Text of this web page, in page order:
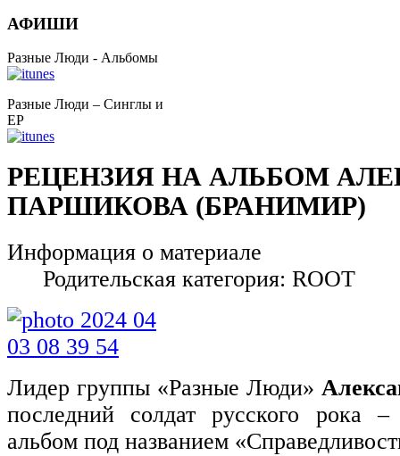
АФИШИ
Разные Люди - Альбомы
Разные Люди – Синглы и
EP
РЕЦЕНЗИЯ НА АЛЬБОМ
ПАРШИКОВА (БРАНИМИР)
Информация о материале
Родительская категория: ROOT
Лидер группы «Разные Люди»
последний солдат русского рока
альбом под названием